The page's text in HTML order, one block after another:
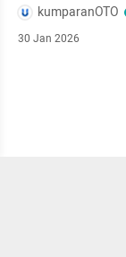
kumparanOTO
30 Jan 2026